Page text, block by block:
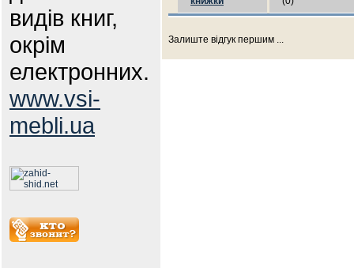
видів книг,
окрім
електронних.
www.vsi-
mebli.ua
Залиште відгук першим ...